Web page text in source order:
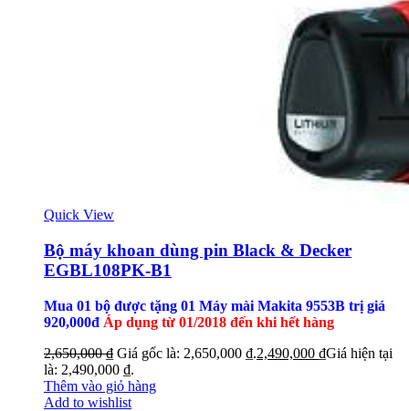
Quick View
Bộ máy khoan dùng pin Black & Decker
EGBL108PK-B1
Mua 01 bộ được tặng 01 Máy mài Makita 9553B trị giá
920,000đ Áp dụng từ 01/2018 đến khi hết hàng
2,650,000₫ Giá gốc là: 2,650,000 ₫.2,490,000 ₫Giá hiện tại
là: 2,490,000 ₫.
Thêm vào giỏ hàng
Add to wishlist